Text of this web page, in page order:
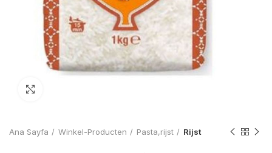
Ana Sayfa Winkel-Producten Pasta,rijst Rijst